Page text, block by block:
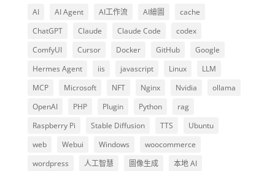
AI AI Agent AI工作流 AI繪圖
cache
ChatGPT
Claude Claude Code
codex
ComfyUI
Cursor Docker GitHub
Google
Hermes Agent
iis javascript Linux
LLM
MCP
Microsoft NFT Nginx Nvidia
ollama
OpenAI
PHP Plugin Python
rag
Raspberry Pi
Stable Diffusion TTS
Ubuntu
web
Webui Windows
woocommerce
wordpress
人工智慧 圖像生成
本地 AI